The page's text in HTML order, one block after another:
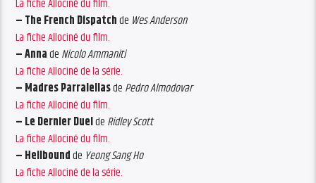
La fiche Allociné du film.
– The French Dispatchde Wes Anderson
La fiche Allociné du film.
– Annade Nicolo Ammaniti
La fiche Allociné de la série.
– Madres Parralellasde Pedro Almodovar
La fiche Allociné du film.
– Le Dernier Duelde Ridley Scott
La fiche Allociné du film.
– Hellboundde Yeong Sang Ho
La fiche Allociné de la série.